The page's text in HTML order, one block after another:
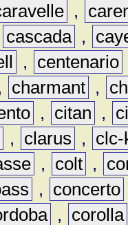
,
cascada ,
, centenario
charmant ,
, citan ,
, clarus ,
clc-
, colt ,
, concerto
,
corolla